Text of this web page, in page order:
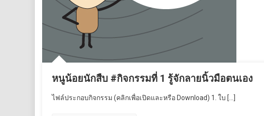
หนูน้อยนักสืบ #กิจกรรมที่ 1 รู้จักลายนิ้วมือตนเอง
ไฟล์ประกอบกิจกรรม (คลิกเพื่อเปิดและหรือ Download) 1. ใบ […]